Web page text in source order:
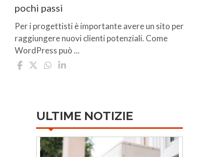
pochi passi
Per i progettisti è importante avere un sito per
raggiungere nuovi clienti potenziali. Come
WordPress può ...
ULTIME NOTIZIE